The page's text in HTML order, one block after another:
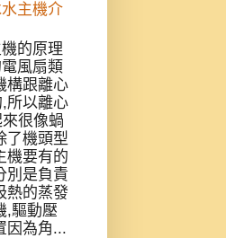
主機介
的原理
風扇類
構跟離心
所以離心
很像蝸
了機頭型
機要有的
別是負責
熱的蒸發
,驅動壓
因為角...